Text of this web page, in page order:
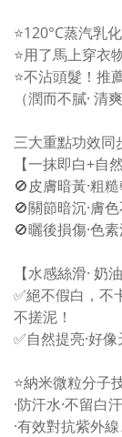
⭐️120°C蒸汽乳
⭐️用了馬上穿衣
⭐️不沾頭髮！推
（潤而不膩· 清
三大重點功效同步
【一抹即白+自
🚫皮膚暗黃·粗
🚫關節暗沉·膚
🚫曬後損傷·色
【水感絲滑· 奶
✅絕不假白，不
不搓泥！
✅自然提亮·好
⭐️納米微粒分子
·防汗水·不留白
·有效對抗紫外